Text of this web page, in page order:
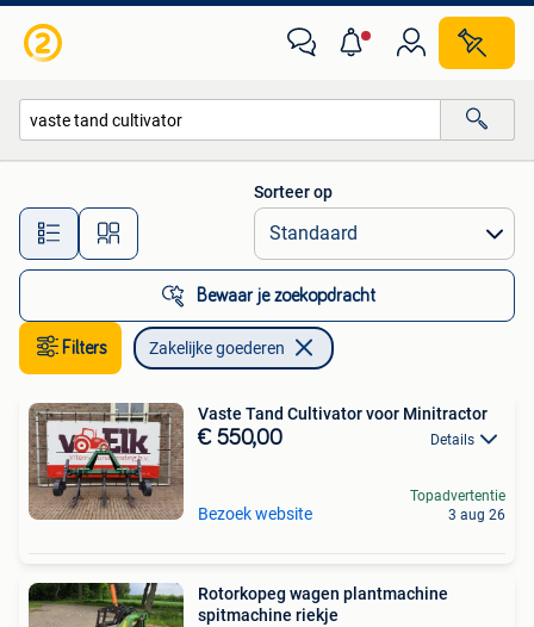
Alle afstanden…
Sorteer op
Bewaar je zoekopdracht
Filters Zakelijke goederen
Vaste Tand Cultivator voor Minitractor
€ 550,00 Details
Bezoek website
Topadvertentie
3 aug 26
Rotorkopeg wagen plantmachine
spitmachine riekje